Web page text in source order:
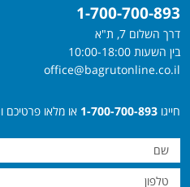
1-700-700-893
דרך השלום 7, ת"א
בין השעות 10:00-18:00
office@bagrutonline.co.il
חייגו 1-700-700-893 או מלאו פרטיכם